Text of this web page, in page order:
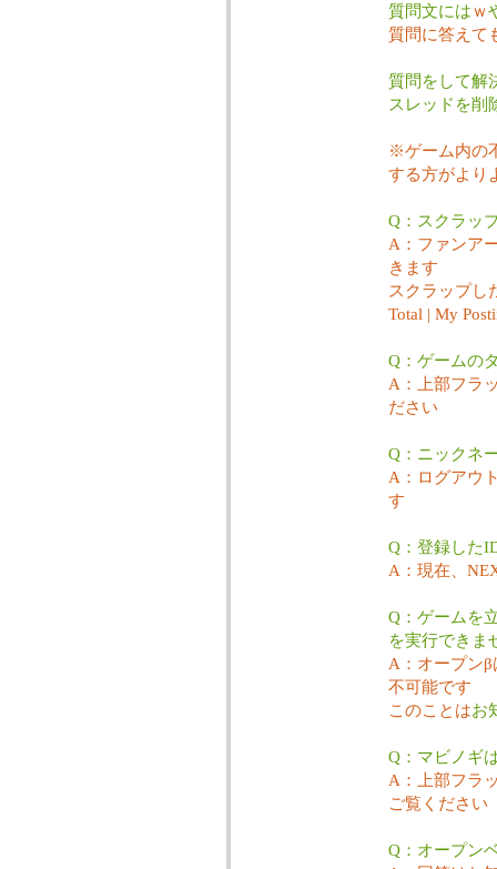
質問文にはｗ
質問に答えて
質問をして解
スレッドを削
※ゲーム内の
する方がより
Q：スクラッ
A：ファンア
きます
スクラップし
Total | My
Q：ゲームの
A：上部フラ
ださい
Q：ニックネ
A：ログアウ
す
Q：登録した
A：現在、
Q：ゲームを
を実行できま
A：オープン
不可能です
このことはお
Q：マビノギ
A：上部フラ
ご覧ください
Q：オープン